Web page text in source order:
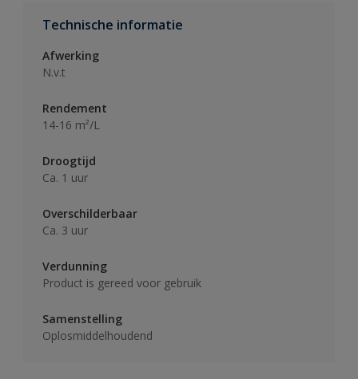
Technische informatie
Afwerking
N.v.t
Rendement
14-16 m²/L
Droogtijd
Ca. 1 uur
Overschilderbaar
Ca. 3 uur
Verdunning
Product is gereed voor gebruik
Samenstelling
Oplosmiddelhoudend